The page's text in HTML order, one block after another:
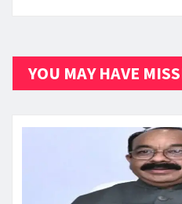
YOU MAY HAVE